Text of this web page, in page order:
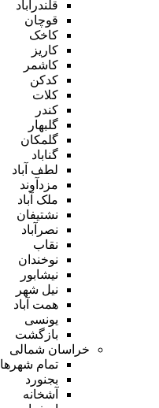
قلندرآباد
قوچان
کاخک
کاریز
کاشمر
کدکن
کلات
کندر
گلبهار
گلمکان
گناباد
لطف آباد
مزدآوند
ملک آباد
نشتیفان
نصرآباد
نقاب
نوخندان
نیشابور
نیل شهر
همت آباد
یونسی
بازگشت
خراسان شمالی
تمام شهر‌ها
بجنورد
آشخانه